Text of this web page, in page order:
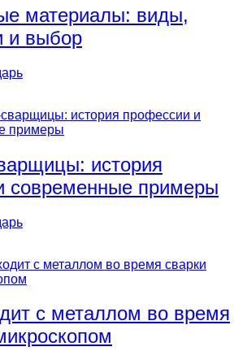
материалы: виды,
и выбор
история
современные примеры
с металлом во время